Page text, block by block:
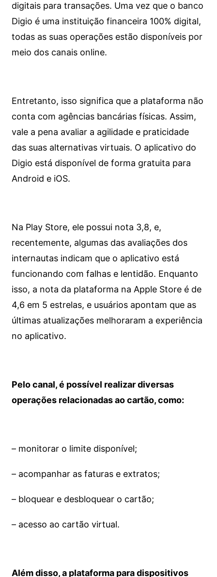
digitais para transações. Uma vez que o banco
Digio é uma instituição financeira 100% digital,
todas as suas operações estão disponíveis por
meio dos canais online.
Entretanto, isso significa que a plataforma não
conta com agências bancárias físicas. Assim,
vale a pena avaliar a agilidade e praticidade
das suas alternativas virtuais. O aplicativo do
Digio está disponível de forma gratuita para
Android e iOS.
Na Play Store, ele possui nota 3,8, e,
recentemente, algumas das avaliações dos
internautas indicam que o aplicativo está
funcionando com falhas e lentidão. Enquanto
isso, a nota da plataforma na Apple Store é de
4,6 em 5 estrelas, e usuários apontam que as
últimas atualizações melhoraram a experiência
no aplicativo.
Pelo canal, é possível realizar diversas
operações relacionadas ao cartão, como:
– monitorar o limite disponível;
– acompanhar as faturas e extratos;
– bloquear e desbloquear o cartão;
– acesso ao cartão virtual.
Além disso, a plataforma para dispositivos